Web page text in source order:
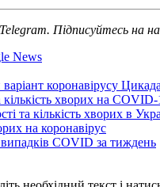
Підписуйтесь на
News
коронавірусу Цикада
кількість хворих на
та кількість хворих в
на коронавірус
випадків COVID за тиждень